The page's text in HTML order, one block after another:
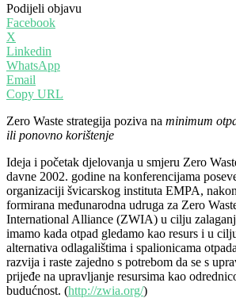
Podijeli objavu
Facebook
X
Linkedin
WhatsApp
Email
Copy URL
Zero Waste strategija poziva na minimum
ili ponovno korištenje
Ideja i početak djelovanja u smjeru Zero
davne 2002. godine na konferencijama
organizaciji švicarskog instituta EMPA,
formirana međunarodna udruga za Zero
International Alliance (ZWIA) u cilju
imamo kada otpad gledamo kao resurs i u
alternativa odlagalištima i spalionicama
razvija i raste zajedno s potrebom da se s
prijeđe na upravljanje resursima kao
budućnost. (http://zwia.org/)